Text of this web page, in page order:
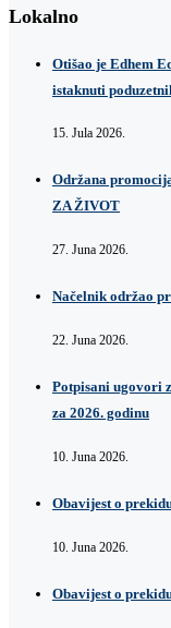
Lokalno
Otišao je Edhem
istaknuti
15. Jula 2026.
Održana
ZA ŽIVOT
27. Juna 2026.
Načelnik održao
22. Juna 2026.
Potpisani ugovori
za 2026. godinu
10. Juna 2026.
Obavijest o
10. Juna 2026.
Obavijest o